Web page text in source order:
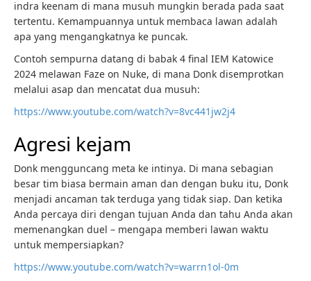
indra keenam di mana musuh mungkin berada pada saat
tertentu. Kemampuannya untuk membaca lawan adalah
apa yang mengangkatnya ke puncak.
Contoh sempurna datang di babak 4 final IEM Katowice
2024 melawan Faze on Nuke, di mana Donk disemprotkan
melalui asap dan mencatat dua musuh:
https://www.youtube.com/watch?v=8vc441jw2j4
Agresi kejam
Donk mengguncang meta ke intinya. Di mana sebagian
besar tim biasa bermain aman dan dengan buku itu, Donk
menjadi ancaman tak terduga yang tidak siap. Dan ketika
Anda percaya diri dengan tujuan Anda dan tahu Anda akan
memenangkan duel – mengapa memberi lawan waktu
untuk mempersiapkan?
https://www.youtube.com/watch?v=warrn1ol-0m